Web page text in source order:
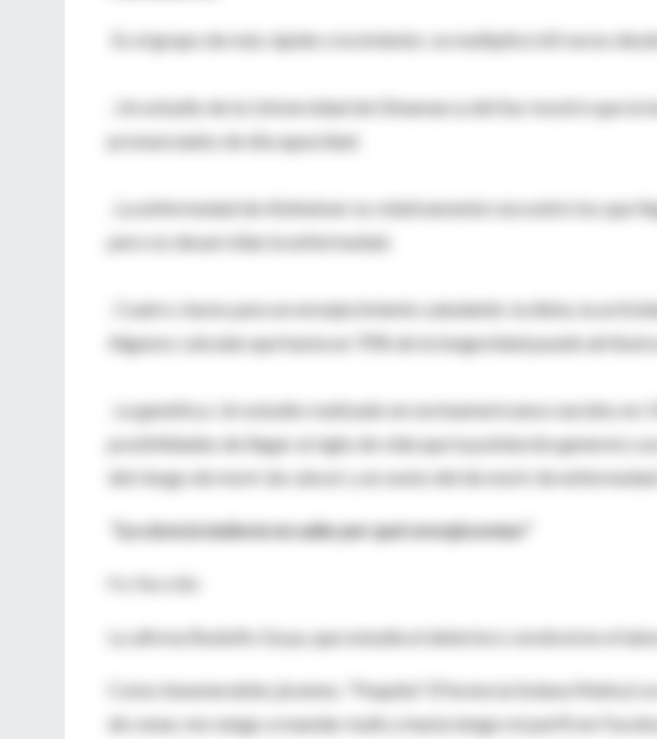
Es el grupo de más rápido crecimiento: se multiplicó 60 veces
. Un estudio de la Universidad de Dinamarca del Sur mostró que
pronunciados de discapacidad.
. La enfermedad de Alzheimer es relativamente rara entre los que
pero no desarrollan la enfermedad.
. Cuatro claves para un envejecimiento saludable: la dieta, la
Algunos calculan que hasta un 70% de la longevidad puede
. La genética. Un estudio realizado en norteamericanos nacidos en
posibilidades de llegar al siglo de vida que la población general y
del riesgo de morir de cáncer y un sexto del de morir de enfermedad
"La ciencia todavía no sabe por qué envejecemos"
Lo afirma Rodolfo Goya, que estudia el deterioro cerebral en el
Como innumerables jóvenes, "Paquita" (Florencia Solana
de cenar, me vengo a mandar mails y hasta tengo mi perfil en